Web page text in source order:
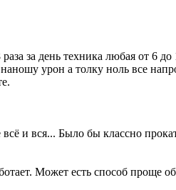
за день техника любая от 6
урон а толку ноль все
и вся... Было бы классно
Может есть способ